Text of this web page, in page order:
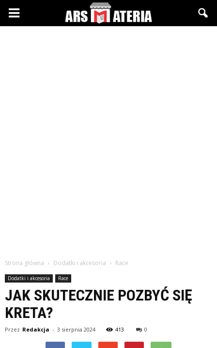
Arsmateria.pl
Strona główna Dodatki i akcesoria Race
Dodatki i akcesoria Race
JAK SKUTECZNIE POZBYĆ SIĘ
KRETA?
Przez Redakcja - 3 sierpnia 2024 413 0